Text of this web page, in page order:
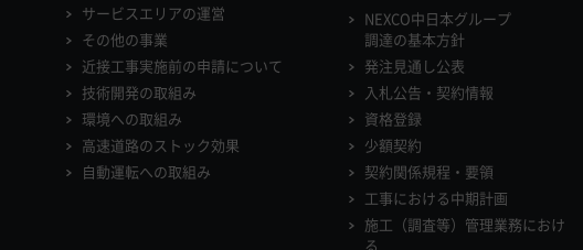
サービスエリアの運営
その他の事業
近接工事実施前の申請について
技術開発の取組み
環境への取組み
高速道路のストック効果
自動運転への取組み
NEXCO中日本グループ
調達の基本方針
発注見通し公表
入札公告・契約情報
資格登録
少額契約
契約関係規程・要領
工事における中期計画
施工（調査等）管理業務におけ
る